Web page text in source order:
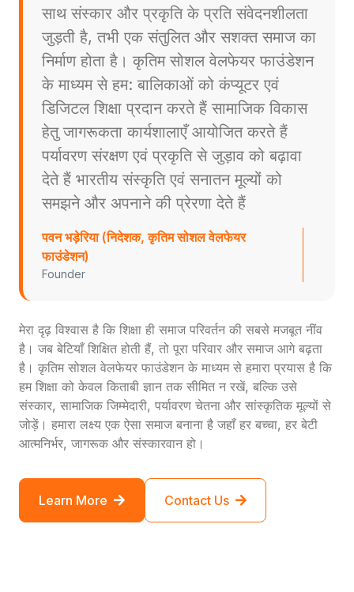
साथ संस्कार और प्रकृति के प्रति संवेदनशीलता
जुड़ती है, तभी एक संतुलित और सशक्त समाज का
निर्माण होता है। कृतिम सोशल वेलफेयर फाउंडेशन
के माध्यम से हम: बालिकाओं को कंप्यूटर एवं
डिजिटल शिक्षा प्रदान करते हैं सामाजिक विकास
हेतु जागरूकता कार्यशालाएँ आयोजित करते हैं
पर्यावरण संरक्षण एवं प्रकृति से जुड़ाव को बढ़ावा
देते हैं भारतीय संस्कृति एवं सनातन मूल्यों को
समझने और अपनाने की प्रेरणा देते हैं
पवन भड़ेरिया (निदेशक, कृतिम सोशल वेलफेयर
फाउंडेशन)
Founder
मेरा दृढ़ विश्वास है कि शिक्षा ही समाज परिवर्तन की सबसे मजबूत नींव
है। जब बेटियाँ शिक्षित होती हैं, तो पूरा परिवार और समाज आगे बढ़ता
है। कृतिम सोशल वेलफेयर फाउंडेशन के माध्यम से हमारा प्रयास है कि
हम शिक्षा को केवल किताबी ज्ञान तक सीमित न रखें, बल्कि उसे
संस्कार, सामाजिक जिम्मेदारी, पर्यावरण चेतना और सांस्कृतिक मूल्यों से
जोड़ें। हमारा लक्ष्य एक ऐसा समाज बनाना है जहाँ हर बच्चा, हर बेटी
आत्मनिर्भर, जागरूक और संस्कारवान हो।
Learn More Contact Us